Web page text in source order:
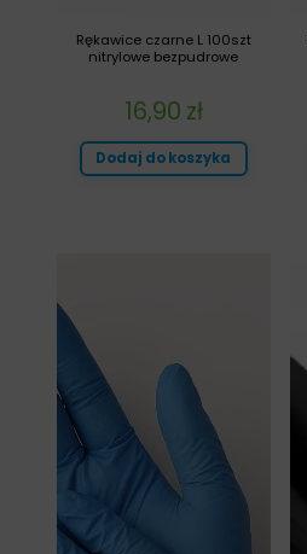
Rękawice czarne L 100szt
nitrylowe bezpudrowe
16,90 zł
Dodaj do koszyka